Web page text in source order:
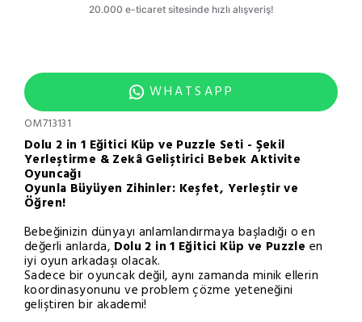
WHATSAPP
OM713131
Dolu 2 in 1 Eğitici Küp ve Puzzle Seti - Şekil
Yerleştirme & Zekâ Geliştirici Bebek Aktivite
Oyuncağı
Oyunla Büyüyen Zihinler: Keşfet, Yerleştir ve
Öğren!
Bebeğinizin dünyayı anlamlandırmaya başladığı o en
değerli anlarda, Dolu 2 in 1 Eğitici Küp ve Puzzle en
iyi oyun arkadaşı olacak.
Sadece bir oyuncak değil, aynı zamanda minik ellerin
koordinasyonunu ve problem çözme yeteneğini
geliştiren bir akademi!